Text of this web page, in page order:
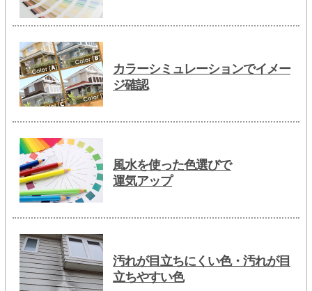
カラーシミュレーションでイメー
ジ確認
風水を使った色選びで
運気アップ
汚れが目立ちにくい色・汚れが目
立ちやすい色